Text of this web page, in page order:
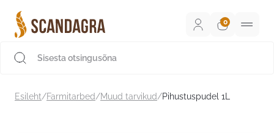
sisu
juurde
Esileht/Farmitarbed/Muud tarvikud/Pihustuspudel 1L